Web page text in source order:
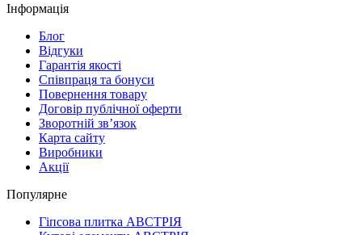
Інформація
Блог
Відгуки
Гарантія якості
Співпраця та бонуси
Повернення товару
Договір публічної оферти
Зворотній зв’язок
Карта сайту
Виробники
Акції
Популярне
Гіпсова плитка АВСТРІЯ